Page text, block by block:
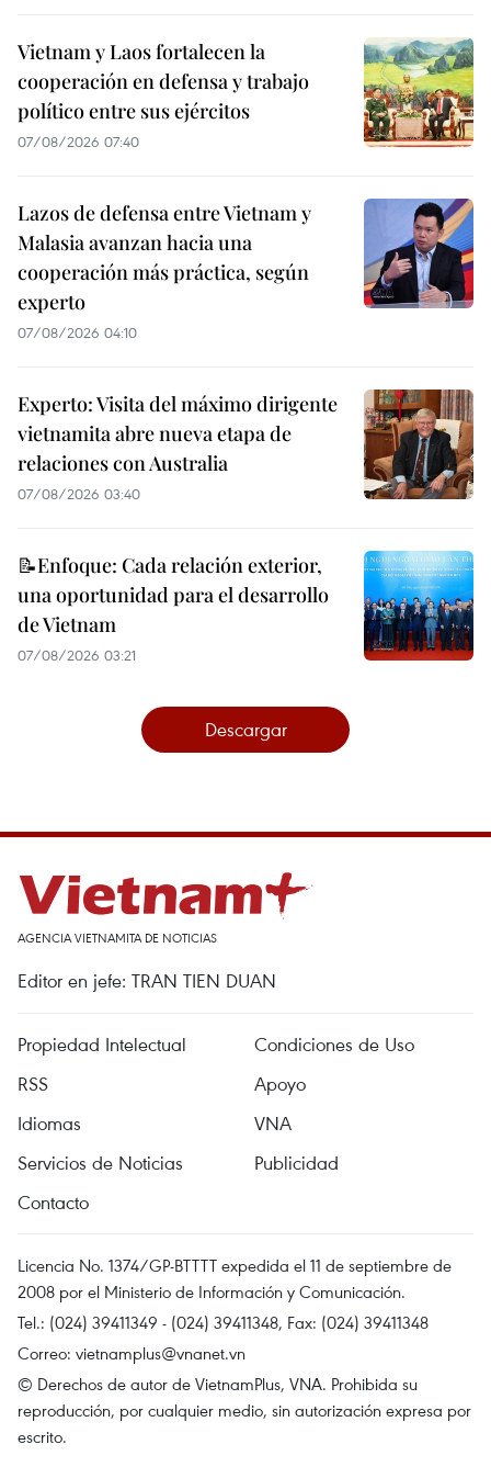
Vietnam y Laos fortalecen la
cooperación en defensa y trabajo
político entre sus ejércitos
07/08/2026 07:40
Lazos de defensa entre Vietnam y
Malasia avanzan hacia una
cooperación más práctica, según
experto
07/08/2026 04:10
Experto: Visita del máximo dirigente
vietnamita abre nueva etapa de
relaciones con Australia
07/08/2026 03:40
📝Enfoque: Cada relación exterior,
una oportunidad para el desarrollo
de Vietnam
07/08/2026 03:21
Descargar
AGENCIA VIETNAMITA DE NOTICIAS
Editor en jefe: TRAN TIEN DUAN
Propiedad Intelectual
Condiciones de Uso
RSS
Apoyo
Idiomas
VNA
Servicios de Noticias
Publicidad
Contacto
Licencia No. 1374/GP-BTTTT expedida el 11 de septiembre de
2008 por el Ministerio de Información y Comunicación.
Tel.: (024) 39411349 - (024) 39411348, Fax: (024) 39411348
Correo: vietnamplus@vnanet.vn
© Derechos de autor de VietnamPlus, VNA. Prohibida su
reproducción, por cualquier medio, sin autorización expresa por
escrito.